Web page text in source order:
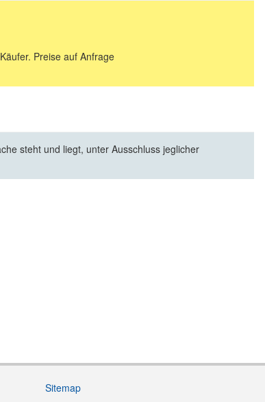
Preise auf Anfrage
steht und liegt, unter Ausschluss jeglicher
Sitemap